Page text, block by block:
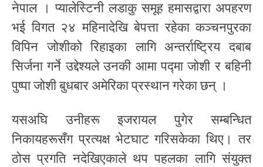
नेपाल । प्यालेस्टिनी लडाकु समूह हमासद्वारा अपहरण
भई विगत २४ महिनादेखि बेपत्ता रहेका कञ्चनपुरका
विपिन जोशीको रिहाइका लागि अन्तर्राष्ट्रिय दबाब
सिर्जना गर्ने उद्देश्यले उनकी आमा पद्मा जोशी र बहिनी
पुष्पा जोशी बुधबार अमेरिका प्रस्थान गरेका छन् ।
यसअघि उनीहरू इजरायल पुगेर सम्बन्धित
निकायहरूसँग प्रत्यक्ष भेटघाट गरिसकेका थिए। तर
ठोस प्रगति नदेखिएकाले थप पहलका लागि संयुक्त